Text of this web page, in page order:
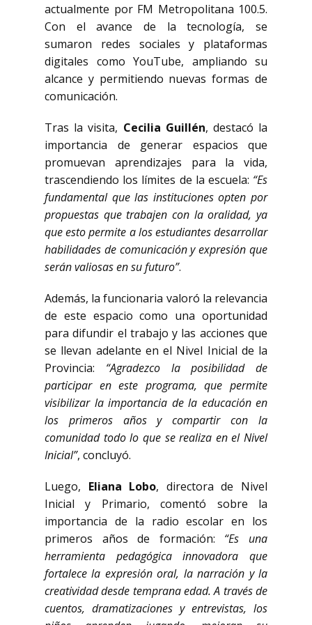
actualmente por FM Metropolitana 100.5.
Con el avance de la tecnología, se
sumaron redes sociales y plataformas
digitales como YouTube, ampliando su
alcance y permitiendo nuevas formas de
comunicación.
Tras la visita, Cecilia Guillén, destacó la
importancia de generar espacios que
promuevan aprendizajes para la vida,
trascendiendo los límites de la escuela: “Es
fundamental que las instituciones opten por
propuestas que trabajen con la oralidad, ya
que esto permite a los estudiantes desarrollar
habilidades de comunicación y expresión que
serán valiosas en su futuro”.
Además, la funcionaria valoró la relevancia
de este espacio como una oportunidad
para difundir el trabajo y las acciones que
se llevan adelante en el Nivel Inicial de la
Provincia: “Agradezco la posibilidad de
participar en este programa, que permite
visibilizar la importancia de la educación en
los primeros años y compartir con la
comunidad todo lo que se realiza en el Nivel
Inicial”, concluyó.
Luego, Eliana Lobo, directora de Nivel
Inicial y Primario, comentó sobre la
importancia de la radio escolar en los
primeros años de formación: “Es una
herramienta pedagógica innovadora que
fortalece la expresión oral, la narración y la
creatividad desde temprana edad. A través de
cuentos, dramatizaciones y entrevistas, los